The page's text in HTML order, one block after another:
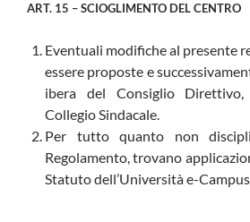
ART. 15 – SCIOGLIMENTO DEL CENTRO
Eventuali modifiche al presente
essere proposte e
ibera del Consiglio
Collegio Sindacale.
Per tutto quanto non
Regolamento, trovano
Statuto dell’Università e-